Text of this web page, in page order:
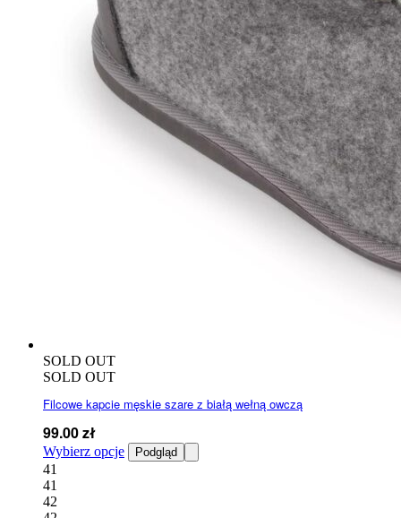
SOLD OUT
SOLD OUT
Filcowe kapcie męskie szare z białą wełną owczą
99.00zł
Wybierz opcje Ten
produkt
Podgląd
41
41
42